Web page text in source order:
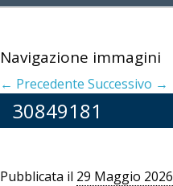
Navigazione immagini
← Precedente Successivo →
30849181
Pubblicata il 29 Maggio 2026